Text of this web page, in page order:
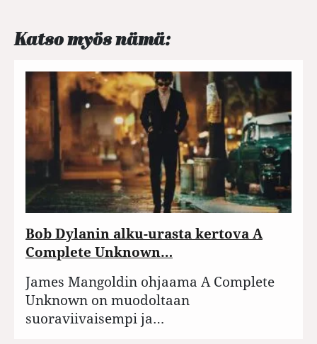
Katso myös nämä:
Bob Dylanin alku-urasta kertova A
Complete Unknown…
James Mangoldin ohjaama A Complete
Unknown on muodoltaan
suoraviivaisempi ja…